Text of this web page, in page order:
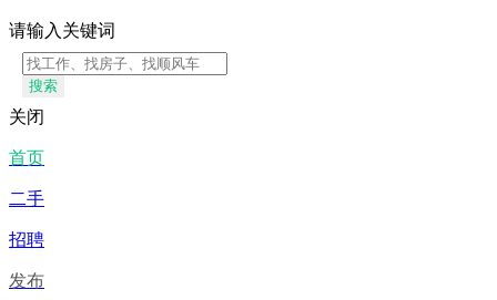
请输入关键词
搜索
关闭
首页
二手
招聘
发布